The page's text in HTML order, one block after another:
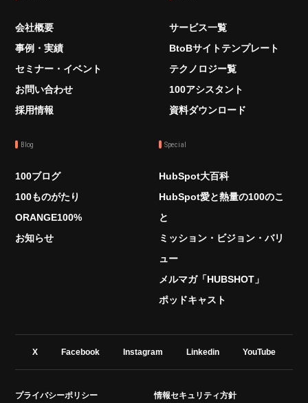
会社概要
事例・実績
セミナー・イベント
お問い合わせ
採用情報
サービス一覧
BtoBサイトテンプレート
テクノロジー覧
100アシスタント
資料ダウンロード
Blog
100ブログ
100ものがたり
ORANGE100%
お知らせ
Special
HubSpot大百科
HubSpot愛と熱量の100のこ
と
ミッション・ビジョン・バリ
ュー
メルマガ「HUBSHOT」
ポッドキャスト
X Facebook Instagram Linkedin YouTube
プライバシーポリシー 情報セキュリティ方針